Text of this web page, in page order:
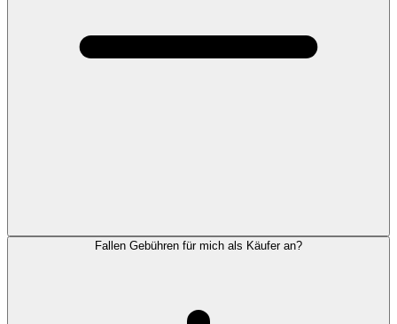
Fallen Gebühren für mich als Käufer an?